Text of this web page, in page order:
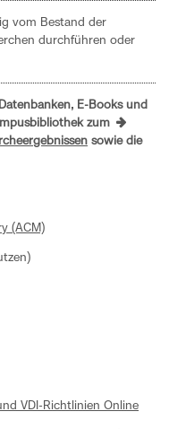
vom Bestand der
durchführen oder
E-Books und
zum
sowie die
(ACM)
VDI-Richtlinien Online